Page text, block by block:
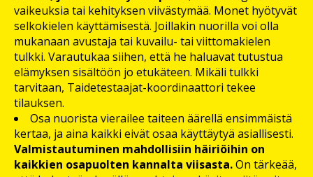
vaikeuksia tai kehityksen viivästymää. Monet hyötyvät
selkokielen käyttämisestä. Joillakin nuorilla voi olla
mukanaan avustaja tai kuvailu- tai viittomakielen
tulkki. Varautukaa siihen, että he haluavat tutustua
elämyksen sisältöön jo etukäteen. Mikäli tulkki
tarvitaan, Taidetestaajat-koordinaattori tekee
tilauksen.
Osa nuorista vierailee taiteen äärellä ensimmäistä
kertaa, ja aina kaikki eivät osaa käyttäytyä asiallisesti.
Valmistautuminen mahdollisiin häiriöihin on
kaikkien osapuolten kannalta viisasta.On tärkeää,